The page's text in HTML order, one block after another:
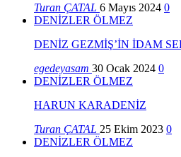
Turan ÇATAL 6 Mayıs 2024 0
DENİZLER ÖLMEZ
DENİZ GEZMİŞ’İN İDAM
egedeyasam 30 Ocak 2024 0
DENİZLER ÖLMEZ
HARUN KARADENİZ
Turan ÇATAL 25 Ekim 2023 0
DENİZLER ÖLMEZ